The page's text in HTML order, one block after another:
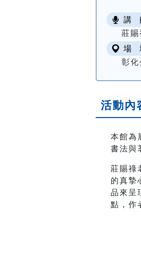
講
莊賜
場
彰
活動內
本館為
書法與
莊賜祿
的真摯
品來呈
點，作